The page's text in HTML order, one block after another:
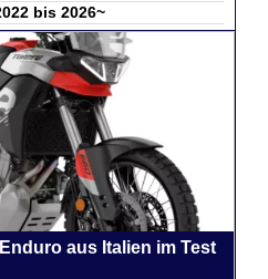
bis 2026~
aus Italien im Test